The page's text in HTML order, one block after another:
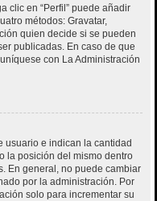
clic en “Perfil” puede añadir
métodos: Gravatar,
quien decide si se pueden
publicadas. En caso de que
con La Administración
usuario e indican la cantidad
la posición del mismo dentro
En general, no puede cambiar
por la administración. Por
solo para incrementar su